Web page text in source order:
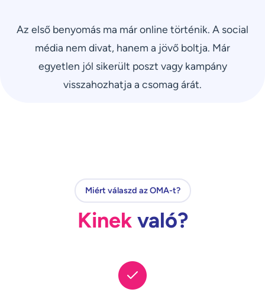
Az első benyomás ma már online történik. A social
média nem divat, hanem a jövő boltja. Már
egyetlen jól sikerült poszt vagy kampány
visszahozhatja a csomag árát.
Miért válaszd az OMA-t?
Kinekvaló?